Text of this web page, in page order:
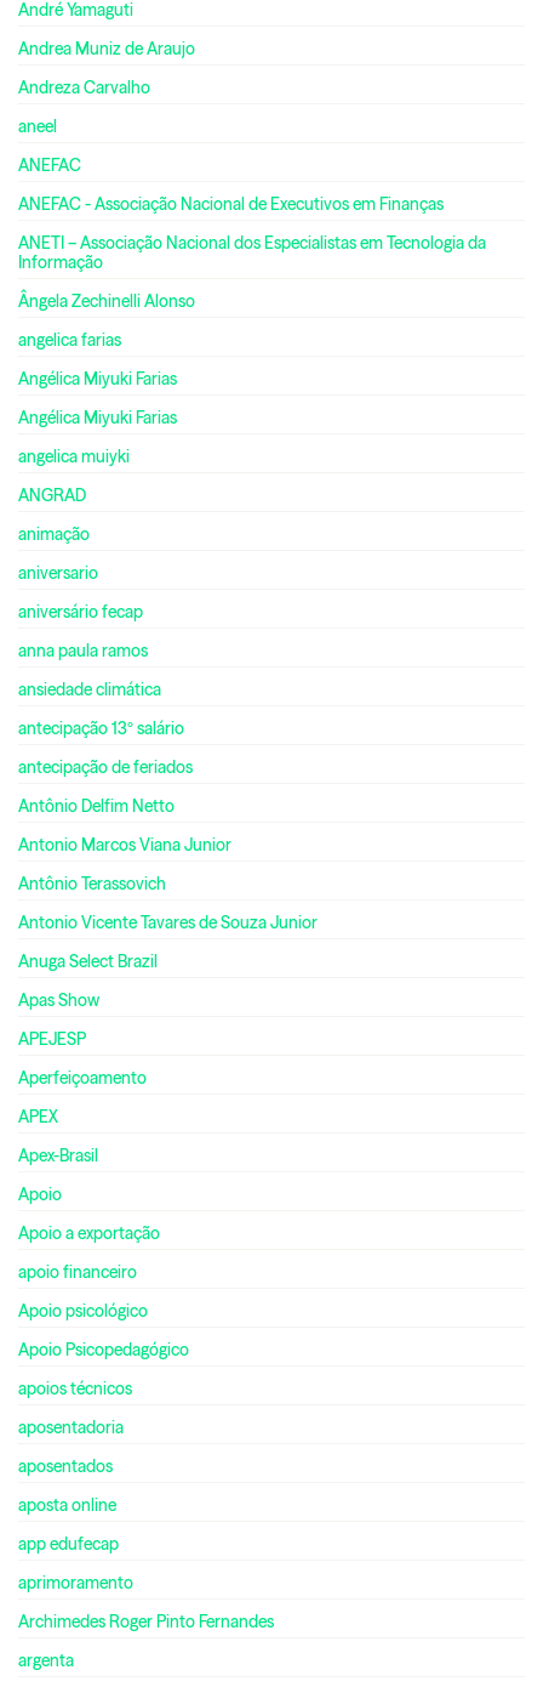
André Yamaguti
Andrea Muniz de Araujo
Andreza Carvalho
aneel
ANEFAC
ANEFAC - Associação Nacional de Executivos em Finanças
ANETI – Associação Nacional dos Especialistas em Tecnologia da
Informação
Ângela Zechinelli Alonso
angelica farias
Angélica Miyuki Farias
Angélica Miyuki Farias
angelica muiyki
ANGRAD
animação
aniversario
aniversário fecap
anna paula ramos
ansiedade climática
antecipação 13º salário
antecipação de feriados
Antônio Delfim Netto
Antonio Marcos Viana Junior
Antônio Terassovich
Antonio Vicente Tavares de Souza Junior
Anuga Select Brazil
Apas Show
APEJESP
Aperfeiçoamento
APEX
Apex-Brasil
Apoio
Apoio a exportação
apoio financeiro
Apoio psicológico
Apoio Psicopedagógico
apoios técnicos
aposentadoria
aposentados
aposta online
app edufecap
aprimoramento
Archimedes Roger Pinto Fernandes
argenta